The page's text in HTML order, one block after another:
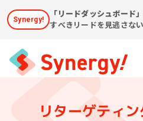
Synergy!
「リードダッシュボード」
すべきリードを見逃さない
リターゲティ